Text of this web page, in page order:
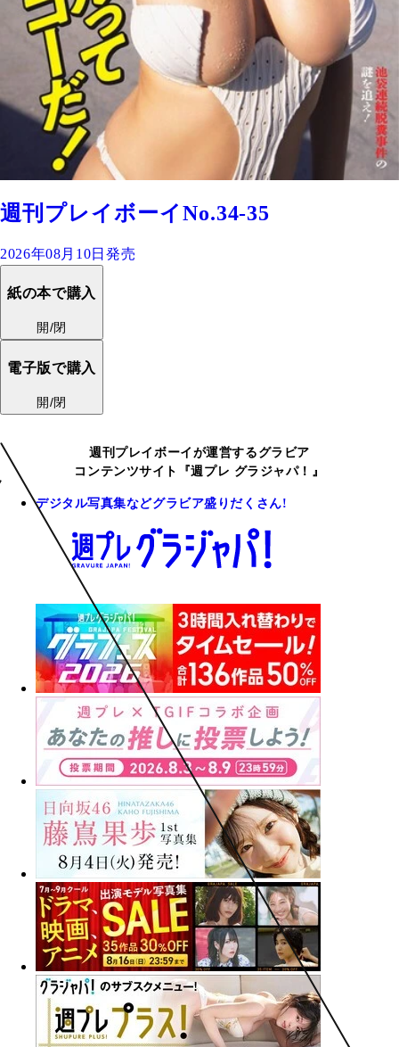
週刊プレイボーイNo.34-35
2026年08月10日発売
紙の本で購入
開/閉
電子版で購入
開/閉
週刊プレイボーイが運営するグラビア
コンテンツサイト『週プレ グラジャパ！』
デジタル写真集などグラビア盛りだくさん!